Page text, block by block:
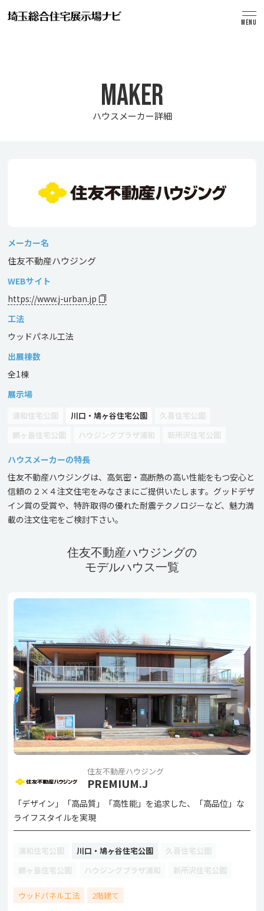
MENU
MAKER
ハウスメーカー詳細
メーカー名
住友不動産ハウジング
WEBサイト
https://www.j-urban.jp
工法
ウッドパネル工法
出展棟数
全1棟
展示場
浦和住宅公園 川口・鳩ヶ谷住宅公園
久喜住宅公園
鶴ヶ島住宅公園
ハウジングプラザ浦和 新所沢住宅公園
ハウスメーカーの特長
住友不動産ハウジングは、高気密・高断熱の高い性能をもつ安心と
信頼の２×４注文住宅をみなさまにご提供いたします。グッドデザ
イン賞の受賞や、特許取得の優れた耐震テクノロジーなど、魅力満
載の注文住宅をご検討下さい。
住友不動産ハウジングの
モデルハウス一覧
住友不動産ハウジング
PREMIUM.J
「デザイン」「高品質」「高性能」を追求した、「高品位」な
ライフスタイルを実現
浦和住宅公園 川口・鳩ヶ谷住宅公園
久喜住宅公園
鶴ヶ島住宅公園
ハウジングプラザ浦和 新所沢住宅公園
ウッドパネル工法 2階建て